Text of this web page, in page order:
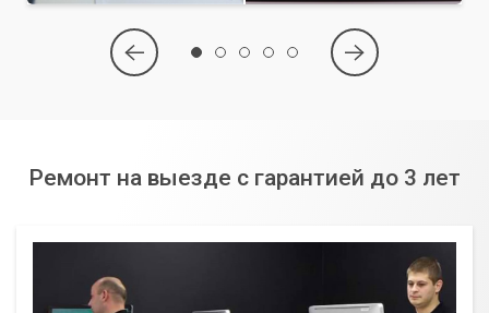
Ремонт на выезде с гарантией до 3 лет